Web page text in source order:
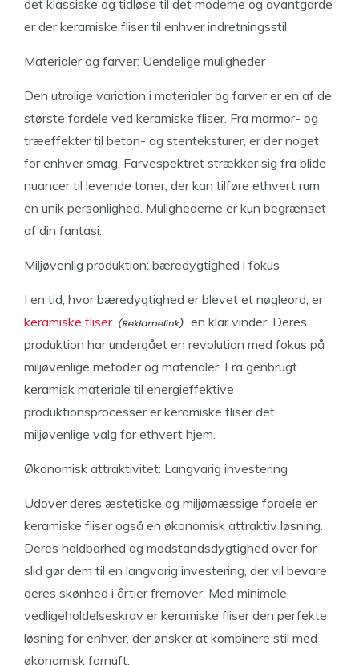
det klassiske og tidløse til det moderne og avantgarde
er der keramiske fliser til enhver indretningsstil.
Materialer og farver: Uendelige muligheder
Den utrolige variation i materialer og farver er en af de
største fordele ved keramiske fliser. Fra marmor- og
træeffekter til beton- og stenteksturer, er der noget
for enhver smag. Farvespektret strækker sig fra blide
nuancer til levende toner, der kan tilføre ethvert rum
en unik personlighed. Mulighederne er kun begrænset
af din fantasi.
Miljøvenlig produktion: bæredygtighed i fokus
I en tid, hvor bæredygtighed er blevet et nøgleord, er
keramiske fliser
en klar vinder. Deres
produktion har undergået en revolution med fokus på
miljøvenlige metoder og materialer. Fra genbrugt
keramisk materiale til energieffektive
produktionsprocesser er keramiske fliser det
miljøvenlige valg for ethvert hjem.
Økonomisk attraktivitet: Langvarig investering
Udover deres æstetiske og miljømæssige fordele er
keramiske fliser også en økonomisk attraktiv løsning.
Deres holdbarhed og modstandsdygtighed over for
slid gør dem til en langvarig investering, der vil bevare
deres skønhed i årtier fremover. Med minimale
vedligeholdelseskrav er keramiske fliser den perfekte
løsning for enhver, der ønsker at kombinere stil med
økonomisk fornuft.